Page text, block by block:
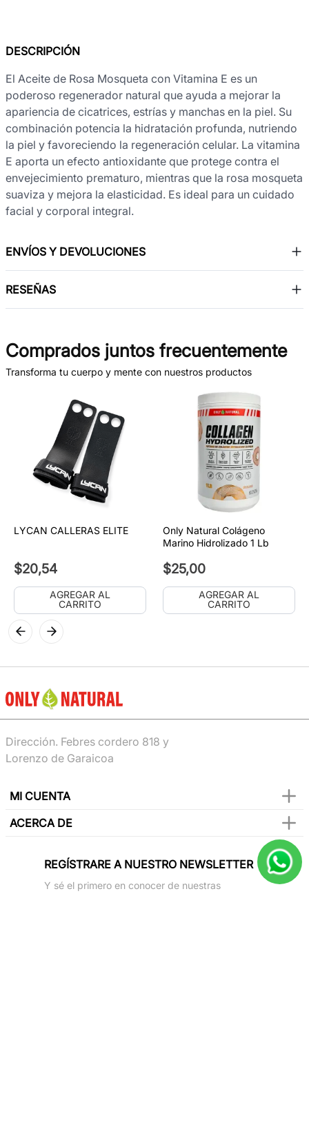
DESCRIPCIÓN
El Aceite de Rosa Mosqueta con Vitamina E es un
poderoso regenerador natural que ayuda a mejorar la
apariencia de cicatrices, estrías y manchas en la piel. Su
combinación potencia la hidratación profunda, nutriendo
la piel y favoreciendo la regeneración celular. La vitamina
E aporta un efecto antioxidante que protege contra el
envejecimiento prematuro, mientras que la rosa mosqueta
suaviza y mejora la elasticidad. Es ideal para un cuidado
facial y corporal integral.
ENVÍOS Y DEVOLUCIONES
RESEÑAS
Comprados juntos frecuentemente
Transforma tu cuerpo y mente con nuestros productos
LYCAN CALLERAS ELITE
$20,54
AGREGAR AL
CARRITO
Only Natural Colágeno
Marino Hidrolizado 1 Lb
$25,00
AGREGAR AL
CARRITO
Dirección. Febres cordero 818 y
Lorenzo de Garaicoa
MI CUENTA
ACERCA DE
REGÍSTRARE A NUESTRO NEWSLETTER
Y sé el primero en conocer de nuestras